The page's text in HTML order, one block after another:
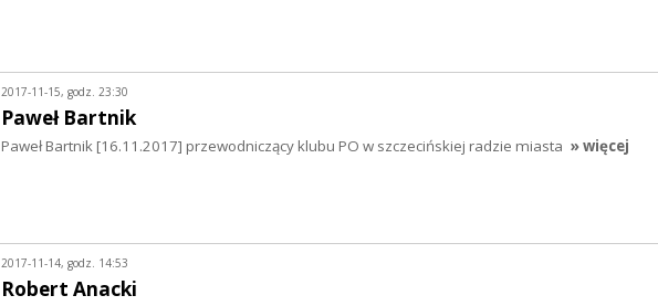
2017-11-15, godz. 23:30
Paweł Bartnik
Paweł Bartnik [16.11.2017] przewodniczący klubu PO w szczecińskiej radzie miasta » więcej
2017-11-14, godz. 14:53
Robert Anacki